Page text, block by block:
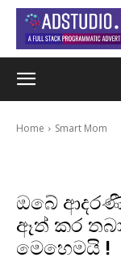
Home Smart Mom
ඔබේ
ඈත් කර
මෙහෙමයි !